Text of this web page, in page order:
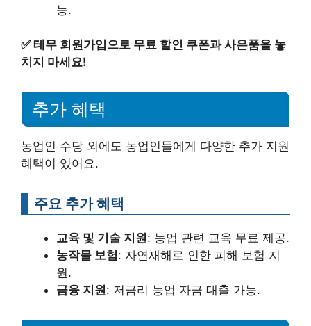
능.
✅테무 회원가입으로 무료 할인 쿠폰과 사은품을 놓
치지 마세요!
추가 혜택
농업인 수당 외에도 농업인들에게 다양한 추가 지원
혜택이 있어요.
주요 추가 혜택
교육 및 기술 지원: 농업 관련 교육 무료 제공.
농작물 보험: 자연재해로 인한 피해 보험 지
원.
금융 지원: 저금리 농업 자금 대출 가능.